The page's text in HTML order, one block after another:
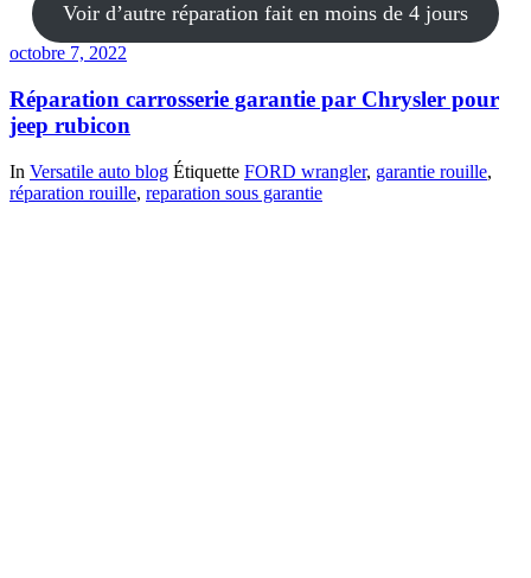
Voir d’autre réparation fait en moins de 4 jours
octobre 7, 2022
Réparation carrosserie garantie par Chrysler pour
jeep rubicon
In Versatile auto blog Étiquette FORD wrangler, garantie rouille,
réparation rouille, reparation sous garantie